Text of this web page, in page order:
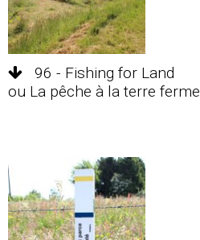
96 - Fishing for Land
ou La pêche à la terre ferme